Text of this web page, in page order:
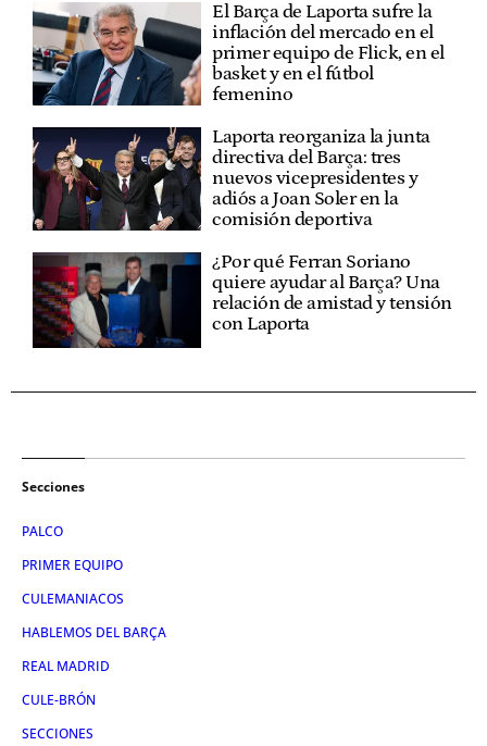
El Barça de Laporta sufre la
inflación del mercado en el
primer equipo de Flick, en el
basket y en el fútbol
femenino
Laporta reorganiza la junta
directiva del Barça: tres
nuevos vicepresidentes y
adiós a Joan Soler en la
comisión deportiva
¿Por qué Ferran Soriano
quiere ayudar al Barça? Una
relación de amistad y tensión
con Laporta
Secciones
PALCO
PRIMER EQUIPO
CULEMANIACOS
HABLEMOS DEL BARÇA
REAL MADRID
CULE-BRÓN
SECCIONES